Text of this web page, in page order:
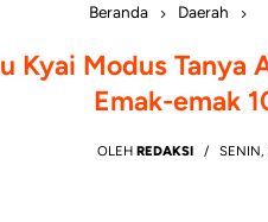
Beranda Daerah
Kyai Modus Tanya
Emak-emak
OLEH REDAKSI SENIN,